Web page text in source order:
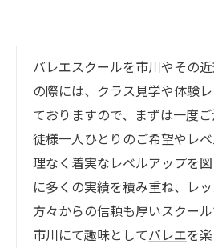
バレエスクールを市川やその
の際には、クラス見学や体験
ておりますので、まずは一度
徒様一人ひとりのご希望やレ
理なく着実なレベルアップを
に多くの実績を積み重ね、レ
方々からの信頼も厚いスクール
市川にて趣味としてバレエを